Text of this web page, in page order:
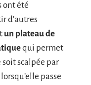
ont été
d’autres
un plateau de
qui permet
soit scalpée par
passe